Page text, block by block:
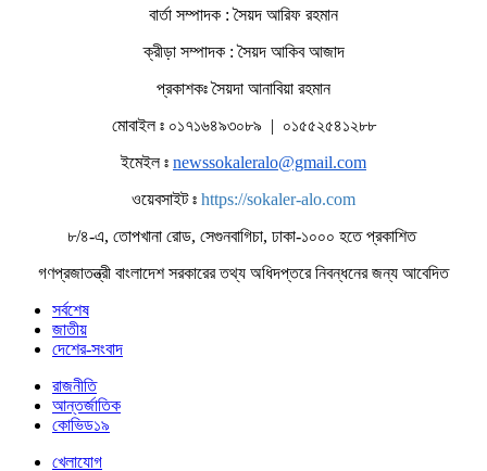
বার্তা সম্পাদক : সৈয়দ আরিফ রহমান
ক্রীড়া সম্পাদক : সৈয়দ আকিব আজাদ
প্রকাশকঃ সৈয়দা আনাবিয়া রহমান
মোবাইল ঃ ০১৭১৬৪৯৩০৮৯ | ০১৫৫২৫৪১২৮৮
ইমেইল ঃ newssokaleralo@gmail.com
ওয়েবসাইট ঃ https://sokaler-alo.com
৮/৪-এ, তোপখানা রোড, সেগুনবাগিচা, ঢাকা-১০০০ হতে প্রকাশিত
গণপ্রজাতন্ত্রী বাংলাদেশ সরকারের তথ্য অধিদপ্তরে নিবন্ধনের জন্য আবেদিত
সর্বশেষ
জাতীয়
দেশের-সংবাদ
রাজনীতি
আন্তর্জাতিক
কোভিড১৯
খেলাযোগ